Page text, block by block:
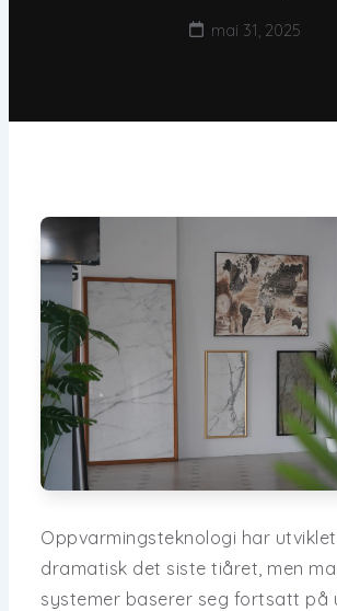
mai 31, 2025
Oppvarmingsteknologi har
dramatisk det siste tiåret, men
systemer baserer seg fortsatt på